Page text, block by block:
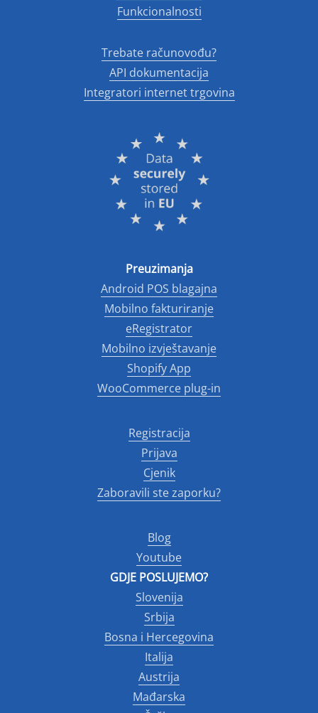
Funkcionalnosti
Trebate računovođu?
API dokumentacija
Integratori internet trgovina
Preuzimanja
Android POS blagajna
Mobilno fakturiranje
eRegistrator
Mobilno izvještavanje
Shopify App
WooCommerce plug-in
Registracija
Prijava
Cjenik
Zaboravili ste zaporku?
Blog
Youtube
GDJE POSLUJEMO?
Slovenija
Srbija
Bosna i Hercegovina
Italija
Austrija
Mađarska